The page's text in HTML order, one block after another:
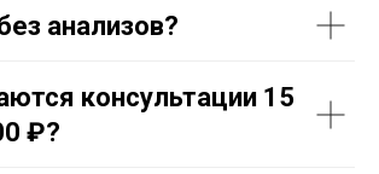
анализов?
консультации 15
₽?